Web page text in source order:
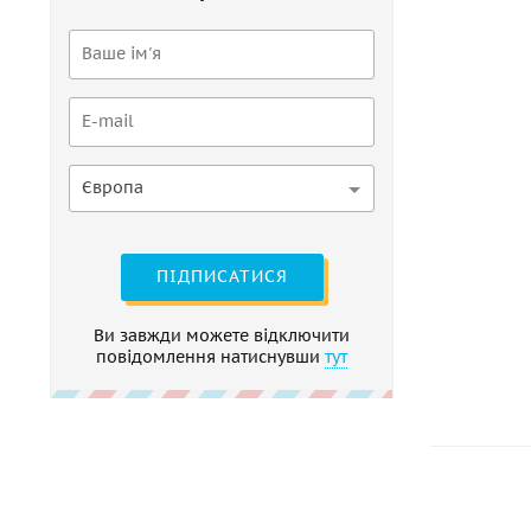
Європа
ПІДПИСАТИСЯ
Ви завжди можете відключити
повідомлення натиснувши тут